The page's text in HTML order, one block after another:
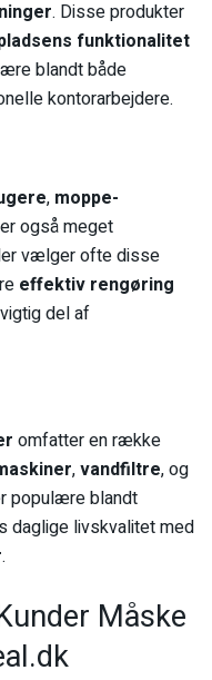
. Disse produkter
funktionalitet
blandt både
kontorarbejdere.
, moppe-
også meget
vælger ofte disse
effektiv rengøring
del af
omfatter en række
,vandfiltre, og
populære blandt
daglige livskvalitet med
.
Måske